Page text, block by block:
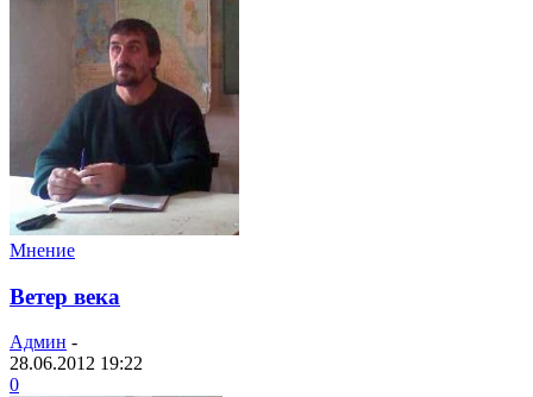
Мнение
Ветер века
Админ -
28.06.2012 19:22
0